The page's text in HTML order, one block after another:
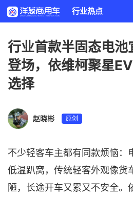
行业热点
行业首款半固态电池
登场，依维柯聚星
选择
赵晓彬 原创
不少轻客车主都有同款烦恼：
低温趴窝，传统轻客外观像货
陋，长途开车又累又不安全。